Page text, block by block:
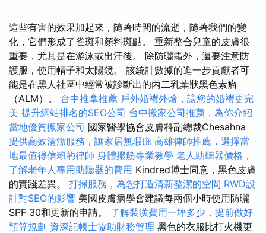
這些有害的效果加起來，隨著時間的流逝，隨著我們的變
化，它們形成了雀斑和顏料斑點。 重新整合兒童的皮膚很
重要，尤其是在游泳或出汗後。 除防曬霜外，還要注意防
護服，使用帽子和太陽鏡。 該統計數據的進一步貢獻者可
能是在黑人社區中經常被診斷出的丙二乳葉狀黑色素瘤
（ALM）。 台中推拿推薦 戶外婚禮外燴，讓您的婚禮更完
美 提升網站排名的SEO公司 台中搬家公司推薦，為你介紹
當地優質搬家公司 國家醫學協會皮膚科副總裁Chesahna
提供高效清潔服務，讓家居無瑕疵 高雄律師推薦，選擇當
地最值得信賴的律師 身體撥筋專業教學 老人助聽器價格，
了解老年人專用助聽器的費用 Kindred博士同意，黑色皮膚
的實踐差異。 打掃服務，為您打造清新整潔的空間 RWD設
計對SEO的影響 美國皮膚病學會建議每兩個小時使用防曬
SPF 30和更新的申請。 了解裝潢費用一坪多少，提前做好
預算規劃 資深記帳士協助財務管理 黑色的衣服比打火機更